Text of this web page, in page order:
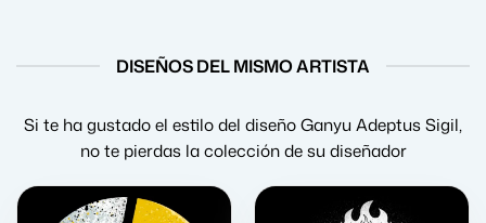
DISEÑOS DEL MISMO ARTISTA
Si te ha gustado el estilo del diseño Ganyu Adeptus Sigil,
no te pierdas la colección de su diseñador